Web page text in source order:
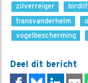
zilverreiger
fransvanderhelm
vogelbescherming
Deel dit bericht